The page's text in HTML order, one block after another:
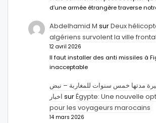
d’une armée étrangère traverse
Abdelhamid M surDeux
algériens survolent la ville
12 avril 2026
Il faut installer des anti missiles à
inacceptable
مدتها خمس سنوات للمغاربة – نبض
اخبار surÉgypte: Une nouvelle
pour les voyageurs marocains
14 mars 2026